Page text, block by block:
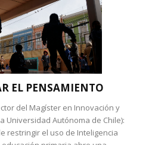
EL PENSAMIENTO
del Magíster en Innovación y
Universidad Autónoma de Chile):
restringir el uso de Inteligencia